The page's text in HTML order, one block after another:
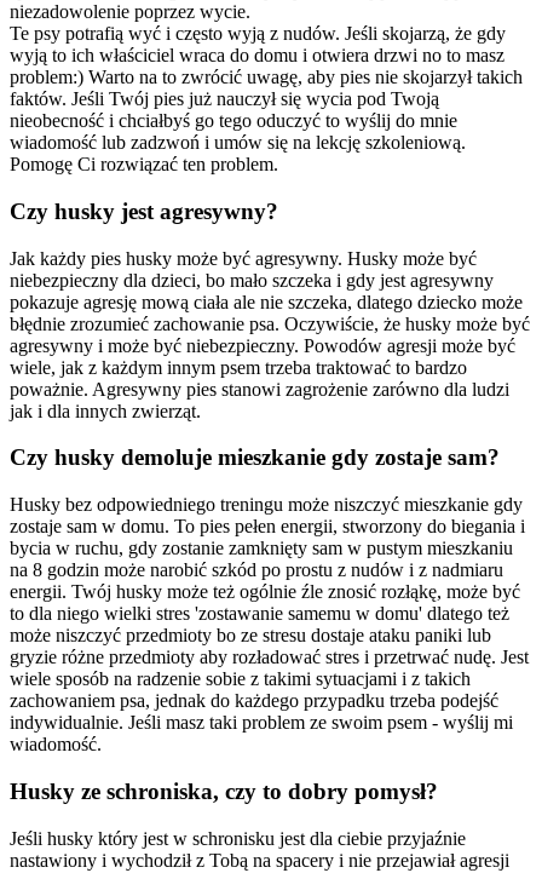
niezadowolenie poprzez wycie.
Te psy potrafią wyć i często wyją z nudów. Jeśli skojarzą, że gdy
wyją to ich właściciel wraca do domu i otwiera drzwi no to masz
problem:) Warto na to zwrócić uwagę, aby pies nie skojarzył takich
faktów. Jeśli Twój pies już nauczył się wycia pod Twoją
nieobecność i chciałbyś go tego oduczyć to wyślij do mnie
wiadomość lub zadzwoń i umów się na lekcję szkoleniową.
Pomogę Ci rozwiązać ten problem.
Czy husky jest agresywny?
Jak każdy pies husky może być agresywny. Husky może być
niebezpieczny dla dzieci, bo mało szczeka i gdy jest agresywny
pokazuje agresję mową ciała ale nie szczeka, dlatego dziecko może
błędnie zrozumieć zachowanie psa. Oczywiście, że husky może być
agresywny i może być niebezpieczny. Powodów agresji może być
wiele, jak z każdym innym psem trzeba traktować to bardzo
poważnie. Agresywny pies stanowi zagrożenie zarówno dla ludzi
jak i dla innych zwierząt.
Czy husky demoluje mieszkanie gdy zostaje sam?
Husky bez odpowiedniego treningu może niszczyć mieszkanie gdy
zostaje sam w domu. To pies pełen energii, stworzony do biegania i
bycia w ruchu, gdy zostanie zamknięty sam w pustym mieszkaniu
na 8 godzin może narobić szkód po prostu z nudów i z nadmiaru
energii. Twój husky może też ogólnie źle znosić rozłąkę, może być
to dla niego wielki stres 'zostawanie samemu w domu' dlatego też
może niszczyć przedmioty bo ze stresu dostaje ataku paniki lub
gryzie różne przedmioty aby rozładować stres i przetrwać nudę. Jest
wiele sposób na radzenie sobie z takimi sytuacjami i z takich
zachowaniem psa, jednak do każdego przypadku trzeba podejść
indywidualnie. Jeśli masz taki problem ze swoim psem - wyślij mi
wiadomość.
Husky ze schroniska, czy to dobry pomysł?
Jeśli husky który jest w schronisku jest dla ciebie przyjaźnie
nastawiony i wychodził z Tobą na spacery i nie przejawiał agresji